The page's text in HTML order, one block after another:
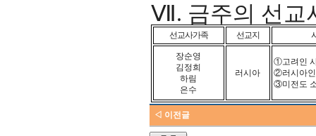
Ⅶ. 금주의 선교
선교사가족 선교지
장순영
김정희
하림
은수
러시아
①고려인
②러시아
③미전도
◁ 이전글